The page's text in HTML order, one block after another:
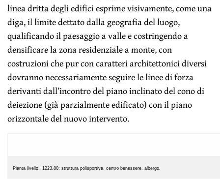
linea dritta degli edifici esprime visivamente, come una
diga, il limite dettato dalla geografia del luogo,
qualificando il paesaggio a valle e costringendo a
densificare la zona residenziale a monte, con
costruzioni che pur con caratteri architettonici diversi
dovranno necessariamente seguire le linee di forza
derivanti dall’incontro del piano inclinato del cono di
deiezione (già parzialmente edificato) con il piano
orizzontale del nuovo intervento.
Pianta livello +1223,80: struttura polisportiva, centro benessere, albergo.